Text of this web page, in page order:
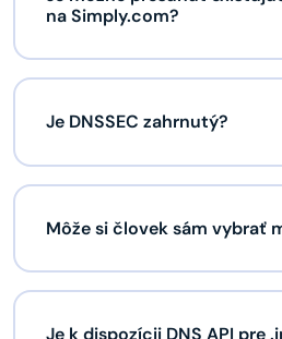
na Simply.com?
Je DNSSEC zahrnutý?
Môže si človek sám vybrať